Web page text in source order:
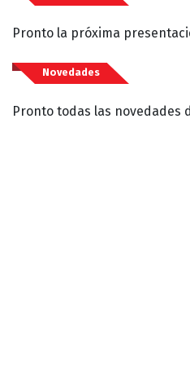
Pronto la próxima
Novedades
Pronto todas las novedades